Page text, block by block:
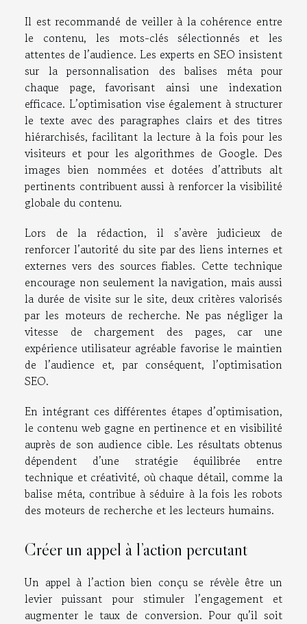
Il est recommandé de veiller à la cohérence entre
le contenu, les mots-clés sélectionnés et les
attentes de l’audience. Les experts en SEO insistent
sur la personnalisation des balises méta pour
chaque page, favorisant ainsi une indexation
efficace. L’optimisation vise également à structurer
le texte avec des paragraphes clairs et des titres
hiérarchisés, facilitant la lecture à la fois pour les
visiteurs et pour les algorithmes de Google. Des
images bien nommées et dotées d’attributs alt
pertinents contribuent aussi à renforcer la visibilité
globale du contenu.
Lors de la rédaction, il s’avère judicieux de
renforcer l’autorité du site par des liens internes et
externes vers des sources fiables. Cette technique
encourage non seulement la navigation, mais aussi
la durée de visite sur le site, deux critères valorisés
par les moteurs de recherche. Ne pas négliger la
vitesse de chargement des pages, car une
expérience utilisateur agréable favorise le maintien
de l’audience et, par conséquent, l’optimisation
SEO.
En intégrant ces différentes étapes d’optimisation,
le contenu web gagne en pertinence et en visibilité
auprès de son audience cible. Les résultats obtenus
dépendent d’une stratégie équilibrée entre
technique et créativité, où chaque détail, comme la
balise méta, contribue à séduire à la fois les robots
des moteurs de recherche et les lecteurs humains.
Créer un appel à l’action percutant
Un appel à l’action bien conçu se révèle être un
levier puissant pour stimuler l’engagement et
augmenter le taux de conversion. Pour qu’il soit